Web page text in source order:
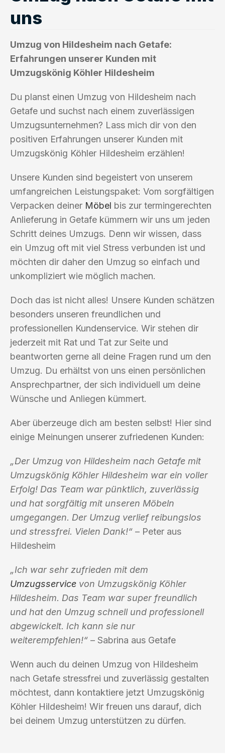
uns
Umzug von Hildesheim nach Getafe:
Erfahrungen unserer Kunden mit
Umzugskönig Köhler Hildesheim
Du planst einen Umzug von Hildesheim nach
Getafe und suchst nach einem zuverlässigen
Umzugsunternehmen? Lass mich dir von den
positiven Erfahrungen unserer Kunden mit
Umzugskönig Köhler Hildesheim erzählen!
Unsere Kunden sind begeistert von unserem
umfangreichen Leistungspaket: Vom sorgfältigen
Verpacken deiner Möbel bis zur termingerechten
Anlieferung in Getafe kümmern wir uns um jeden
Schritt deines Umzugs. Denn wir wissen, dass
ein Umzug oft mit viel Stress verbunden ist und
möchten dir daher den Umzug so einfach und
unkompliziert wie möglich machen.
Doch das ist nicht alles! Unsere Kunden schätzen
besonders unseren freundlichen und
professionellen Kundenservice. Wir stehen dir
jederzeit mit Rat und Tat zur Seite und
beantworten gerne all deine Fragen rund um den
Umzug. Du erhältst von uns einen persönlichen
Ansprechpartner, der sich individuell um deine
Wünsche und Anliegen kümmert.
Aber überzeuge dich am besten selbst! Hier sind
einige Meinungen unserer zufriedenen Kunden:
„Der Umzug von Hildesheim nach Getafe mit
Umzugskönig Köhler Hildesheim war ein voller
Erfolg! Das Team war pünktlich, zuverlässig
und hat sorgfältig mit unseren Möbeln
umgegangen. Der Umzug verlief reibungslos
und stressfrei. Vielen Dank!“ – Peter aus
Hildesheim
„Ich war sehr zufrieden mit dem
Umzugsservice von Umzugskönig Köhler
Hildesheim. Das Team war super freundlich
und hat den Umzug schnell und professionell
abgewickelt. Ich kann sie nur
weiterempfehlen!“ – Sabrina aus Getafe
Wenn auch du deinen Umzug von Hildesheim
nach Getafe stressfrei und zuverlässig gestalten
möchtest, dann kontaktiere jetzt Umzugskönig
Köhler Hildesheim! Wir freuen uns darauf, dich
bei deinem Umzug unterstützen zu dürfen.